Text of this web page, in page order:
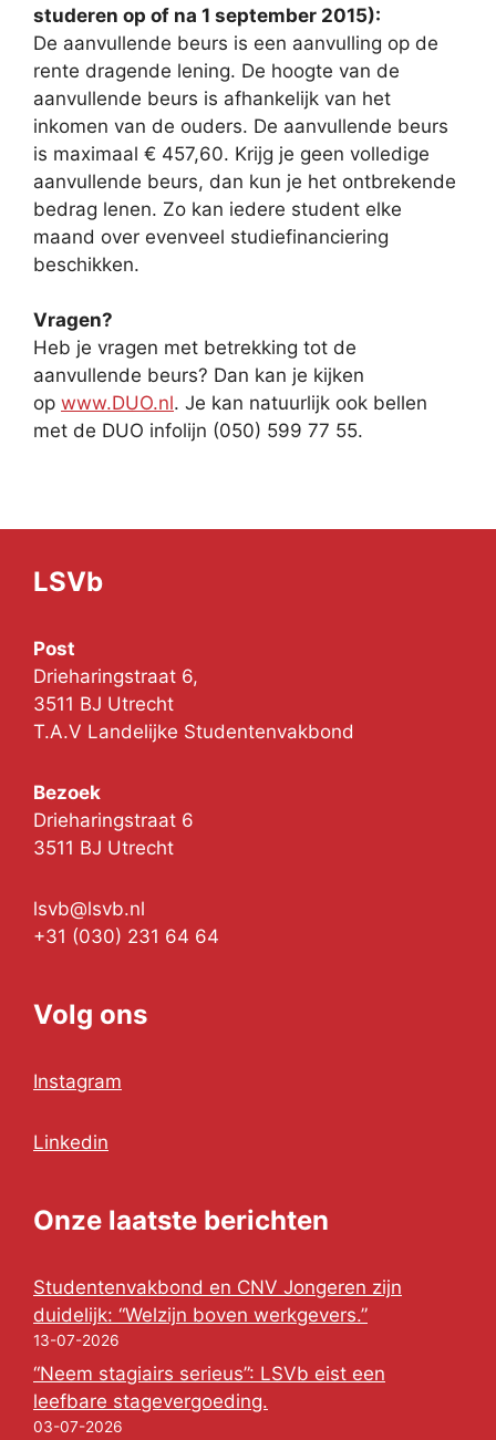
studeren op of na 1 september 2015):
De aanvullende beurs is een aanvulling op de
rente dragende lening. De hoogte van de
aanvullende beurs is afhankelijk van het
inkomen van de ouders. De aanvullende beurs
is maximaal € 457,60. Krijg je geen volledige
aanvullende beurs, dan kun je het ontbrekende
bedrag lenen. Zo kan iedere student elke
maand over evenveel studiefinanciering
beschikken.
Vragen?
Heb je vragen met betrekking tot de
aanvullende beurs? Dan kan je kijken
op www.DUO.nl. Je kan natuurlijk ook bellen
met de DUO infolijn (050) 599 77 55.
LSVb
Post
Drieharingstraat 6,
3511 BJ Utrecht
T.A.V Landelijke Studentenvakbond
Bezoek
Drieharingstraat 6
3511 BJ Utrecht
lsvb@lsvb.nl
+31 (030) 231 64 64
Volg ons
Instagram
Linkedin
Onze laatste berichten
Studentenvakbond en CNV Jongeren zijn
duidelijk: “Welzijn boven werkgevers.”
13-07-2026
“Neem stagiairs serieus”: LSVb eist een
leefbare stagevergoeding.
03-07-2026